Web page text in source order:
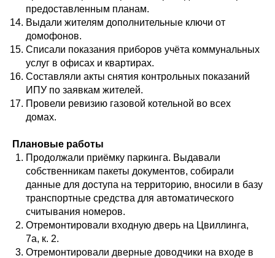
предоставленным планам.
Выдали жителям дополнительные ключи от
домофонов.
Списали показания приборов учёта коммунальных
услуг в офисах и квартирах.
Составляли акты снятия контрольных показаний
ИПУ по заявкам жителей.
Провели ревизию газовой котельной во всех
домах.
Плановые работы
Продолжали приёмку паркинга. Выдавали
собственникам пакеты документов, собирали
данные для доступа на территорию, вносили в базу
транспортные средства для автоматического
считывания номеров.
Отремонтировали входную дверь на Цвиллинга,
7а, к. 2.
Отремонтировали дверные доводчики на входе в